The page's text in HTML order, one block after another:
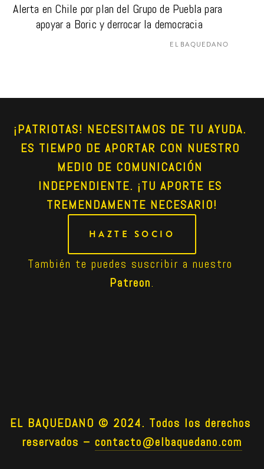
Alerta en Chile por plan del Grupo de Puebla para
apoyar a Boric y derrocar la democracia
EL BAQUEDANO
¡PATRIOTAS! NECESITAMOS DE TU AYUDA.
ES TIEMPO DE APORTAR CON NUESTRO
MEDIO DE COMUNICACIÓN
INDEPENDIENTE. ¡TU APORTE ES
TREMENDAMENTE NECESARIO!
HAZTE SOCIO
Patreon.
EL BAQUEDANO © 2024. Todos los derechos
reservados – contacto@elbaquedano.com